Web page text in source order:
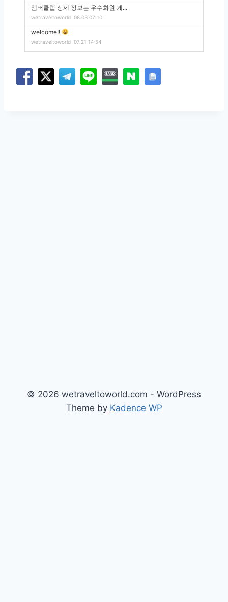
멤버클럽 상세 정보는 우수회원 게...
wetraveltoworld 08.03 07:10
welcome!!
wetraveltoworld 07.21 14:54
© 2026 wetraveltoworld.com - WordPress
Theme by Kadence WP